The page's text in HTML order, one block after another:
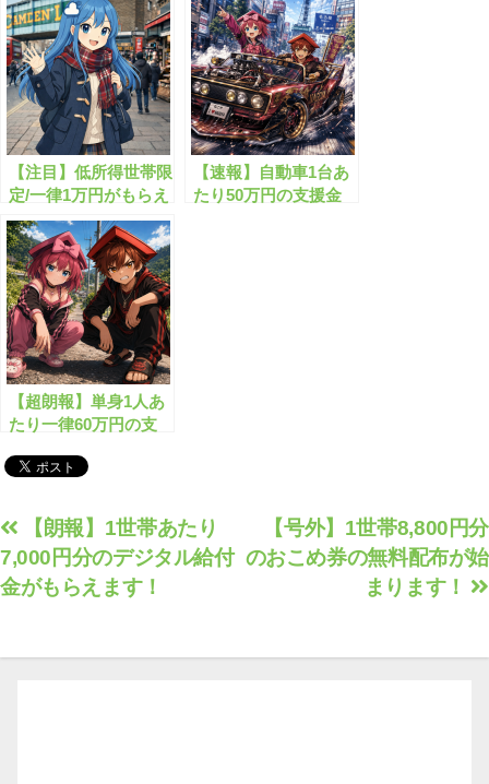
金”がついにスタート
【注目】低所得世帯限
定/一律1万円がもらえ
る物価高騰対策給付
金！
【速報】自動車1台あ
たり50万円の支援金
【超朗報】単身1人あ
たり一律60万円の支
投
稿
ナ
ゲ
【号外】1世帯8,800円分
のおこめ券の無料配布が始
まります！
【朗報】1世帯あたり
7,000円分のデジタル給付
金がもらえます！